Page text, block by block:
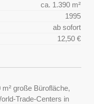
ca. 1.390 m²
1995
ab sofort
12,50 €
große Bürofläche,
Trade-Centers in